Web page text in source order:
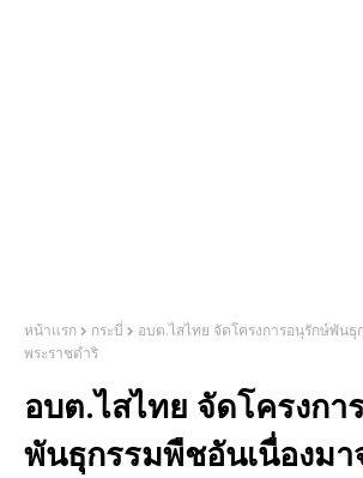
หน้าแรก กระบี่
อบต.ไสไทย จัดโครงการอนุรักษ์พัน
พระราชดำริ
อบต.ไสไทย จัดโครงกา
พันธุกรรมพืชอันเนื่องมา